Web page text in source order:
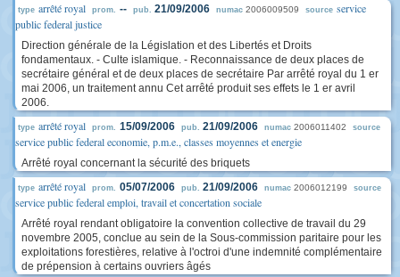
type arrêté royal prom. -- pub. 21/09/2006 numac 2006009509 source service
public federal justice
Direction générale de la Législation et des Libertés et Droits
fondamentaux. - Culte islamique. - Reconnaissance de deux places de
secrétaire général et de deux places de secrétaire Par arrêté royal du 1 er
mai 2006, un traitement annu Cet arrêté produit ses effets le 1 er avril
2006.
type arrêté royal prom. 15/09/2006 pub. 21/09/2006 numac 2006011402 source
service public federal economie, p.m.e., classes moyennes et energie
Arrêté royal concernant la sécurité des briquets
type arrêté royal prom. 05/07/2006 pub. 21/09/2006 numac 2006012199 source
service public federal emploi, travail et concertation sociale
Arrêté royal rendant obligatoire la convention collective de travail du 29
novembre 2005, conclue au sein de la Sous-commission paritaire pour les
exploitations forestières, relative à l'octroi d'une indemnité complémentaire
de prépension à certains ouvriers âgés